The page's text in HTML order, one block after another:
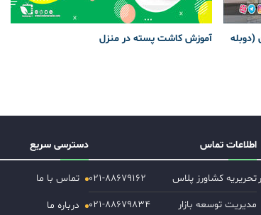
(دوبله
آموزش کاشت پسته در منزل
اطلاعات تماس
تحریریه کشاورز پلاس
۰۲۱-۸۸۶۷۹۱۶۲
مدیریت توسعه بازار
۰۲۱-۸۸۶۷۹۸۳۴
دسترسی سریع
تماس با ما
درباره ما